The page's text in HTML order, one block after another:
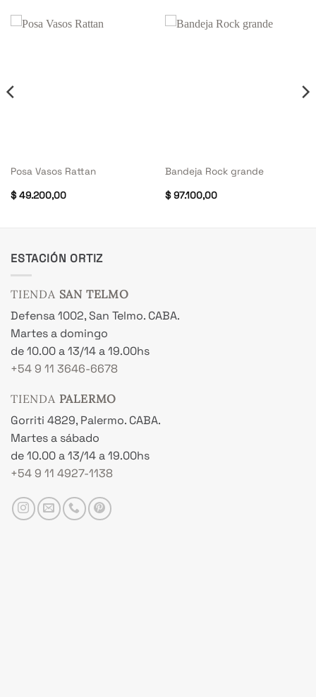
Posa Vasos Rattan
$49.200,00
Bandeja Rock grande
$97.100,00
ESTACIÓN ORTIZ
TIENDA SAN TELMO
Defensa 1002, San Telmo. CABA.
Martes a domingo
de 10.00 a 13/14 a 19.00hs
+54 9 11 3646-6678
TIENDA PALERMO
Gorriti 4829, Palermo. CABA.
Martes a sábado
de 10.00 a 13/14 a 19.00hs
+54 9 11 4927-1138